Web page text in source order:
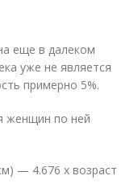
еще в далеком
уже не является
примерно 5%.
женщин по ней
— 4.676 х возраст